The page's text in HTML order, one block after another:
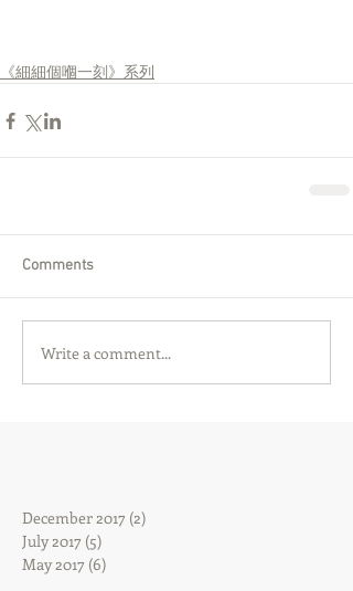
《細細個嗰一刻》系列
Comments
Write a comment...
December 2017 (2)
July 2017 (5)
May 2017 (6)